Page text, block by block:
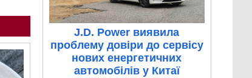
J.D. Power виявила
проблему довіри до сервісу
нових енергетичних
автомобілів у Китаї